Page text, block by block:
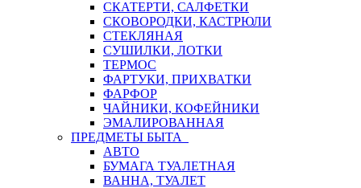
СКАТЕРТИ, САЛФЕТКИ
СКОВОРОДКИ, КАСТРЮЛИ
СТЕКЛЯНАЯ
СУШИЛКИ, ЛОТКИ
ТЕРМОС
ФАРТУКИ, ПРИХВАТКИ
ФАРФОР
ЧАЙНИКИ, КОФЕЙНИКИ
ЭМАЛИРОВАННАЯ
ПРЕДМЕТЫ БЫТА
АВТО
БУМАГА ТУАЛЕТНАЯ
ВАННА, ТУАЛЕТ